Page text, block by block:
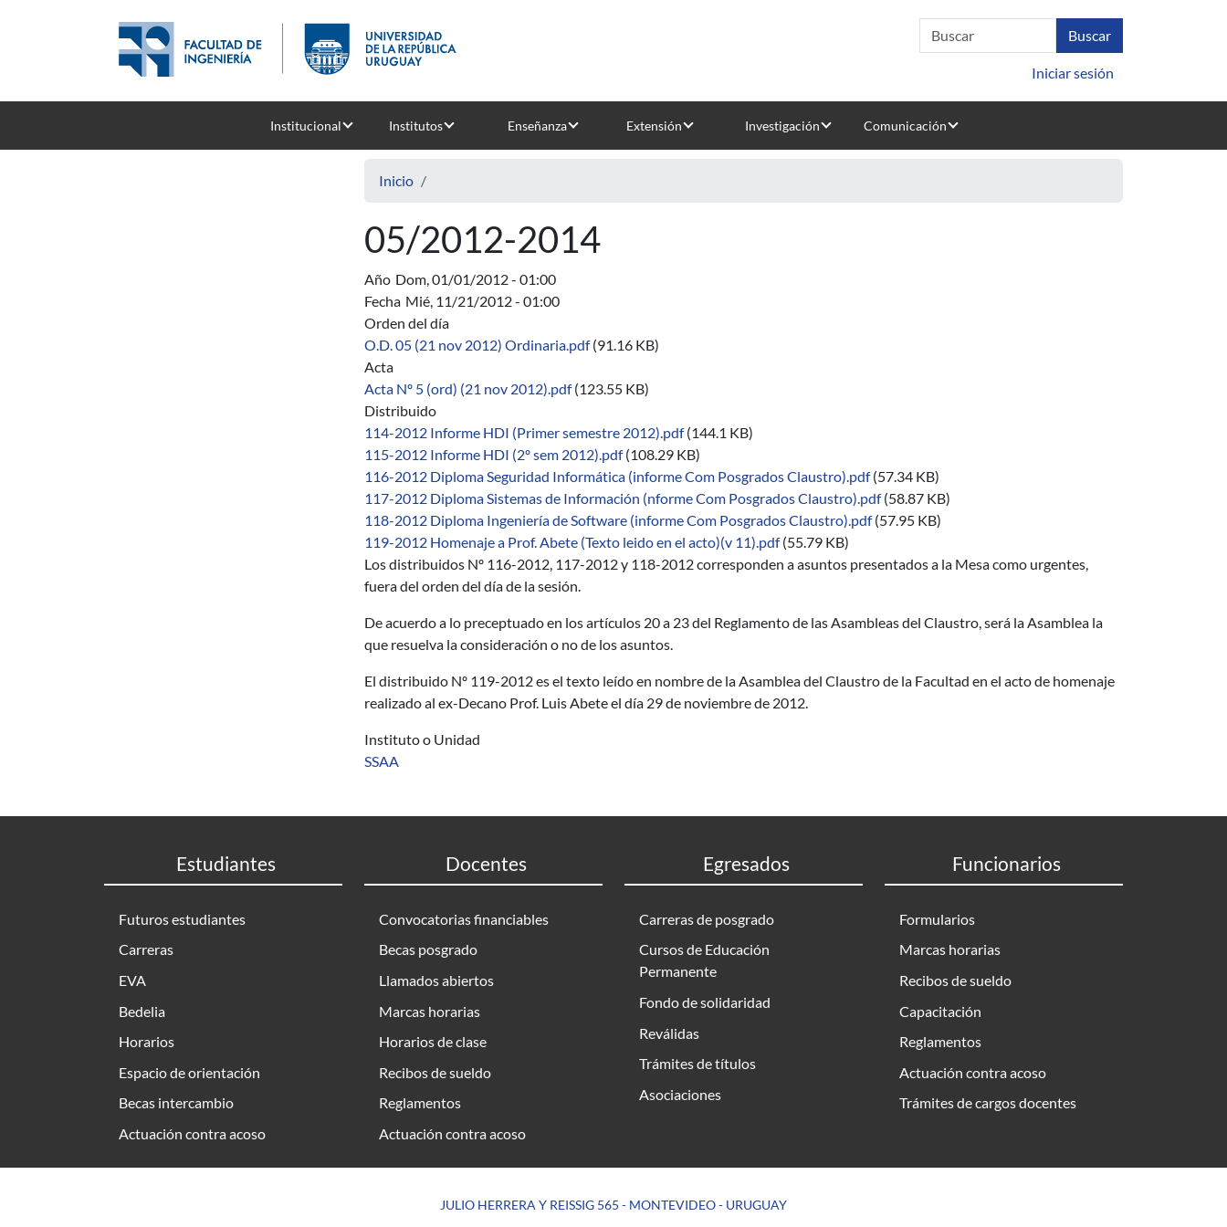
Iniciar sesión
Institucional Institutos Enseñanza Extensión Investigación Comunicación
Inicio
05/2012-2014
Año Dom, 01/01/2012 - 01:00
Fecha Mié, 11/21/2012 - 01:00
Orden del día
O.D. 05 (21 nov 2012) Ordinaria.pdf (91.16 KB)
Acta
Acta Nº 5 (ord) (21 nov 2012).pdf (123.55 KB)
Distribuido
114-2012 Informe HDI (Primer semestre 2012).pdf (144.1 KB)
115-2012 Informe HDI (2º sem 2012).pdf (108.29 KB)
116-2012 Diploma Seguridad Informática (informe Com Posgrados Claustro).pdf (57.34 KB)
117-2012 Diploma Sistemas de Información (nforme Com Posgrados Claustro).pdf (58.87 KB)
118-2012 Diploma Ingeniería de Software (informe Com Posgrados Claustro).pdf (57.95 KB)
119-2012 Homenaje a Prof. Abete (Texto leido en el acto)(v 11).pdf (55.79 KB)
Los distribuidos Nº 116-2012, 117-2012 y 118-2012 corresponden a asuntos presentados a la Mesa como urgentes,
fuera del orden del día de la sesión.
De acuerdo a lo preceptuado en los artículos 20 a 23 del Reglamento de las Asambleas del Claustro, será la Asamblea la
que resuelva la consideración o no de los asuntos.
El distribuido Nº 119-2012 es el texto leído en nombre de la Asamblea del Claustro de la Facultad en el acto de homenaje
realizado al ex-Decano Prof. Luis Abete el día 29 de noviembre de 2012.
Instituto o Unidad
SSAA
Estudiantes
Futuros estudiantes
Carreras
EVA
Bedelia
Horarios
Espacio de orientación
Becas intercambio
Actuación contra acoso
Docentes
Convocatorias financiables
Becas posgrado
Llamados abiertos
Marcas horarias
Horarios de clase
Recibos de sueldo
Reglamentos
Actuación contra acoso
Egresados
Carreras de posgrado
Cursos de Educación
Permanente
Fondo de solidaridad
Reválidas
Trámites de títulos
Asociaciones
Funcionarios
Formularios
Marcas horarias
Recibos de sueldo
Capacitación
Reglamentos
Actuación contra acoso
Trámites de cargos docentes
JULIO HERRERA Y REISSIG 565 - MONTEVIDEO - URUGUAY